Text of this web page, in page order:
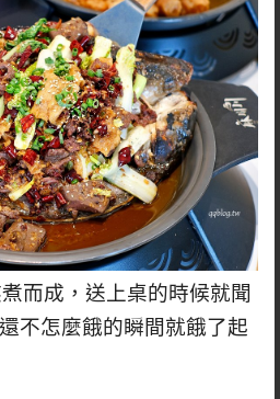
而成，送上桌的時候就聞
不怎麼餓的瞬間就餓了起